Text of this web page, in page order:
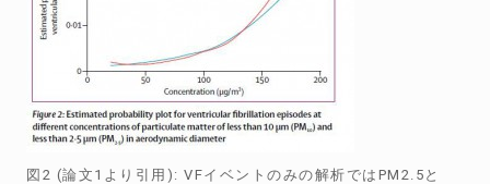
図2 (論文1より引用): VFイベントのみの解析ではPM2.5と